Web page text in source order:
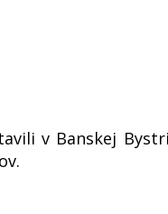
v Banskej